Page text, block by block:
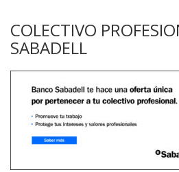
COLECTIVO
SABADELL